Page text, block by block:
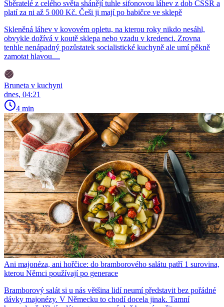
Sběratelé z celého světa shánějí tuhle sifonovou láhev z dob ČSSR a
platí za ni až 5 000 Kč. Češi ji mají po babičce ve sklepě
Skleněná láhev v kovovém opletu, na kterou roky nikdo nesáhl,
obvykle dožívá v koutě sklepa nebo vzadu v kredenci. Zrovna
tenhle nenápadný pozůstatek socialistické kuchyně ale umí pěkně
zamotat hlavou....
Bruneta v kuchyni
dnes, 04:21
4 min
Ani majonéza, ani hořčice: do bramborového salátu patří 1 surovina,
kterou Němci používají po generace
Bramborový salát si u nás většina lidí neumí představit bez pořádné
dávky majonézy. V Německu to chodí docela jinak. Tamní